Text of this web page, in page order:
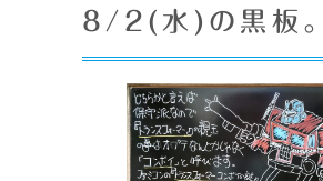
8/2(水)の黒板。